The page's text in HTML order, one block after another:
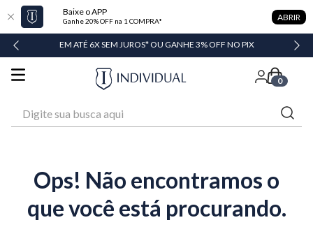
Baixe o APP
Ganhe 20% OFF na 1 COMPRA* ABRIR
EM ATÉ 6X SEM JUROS* OU GANHE 3% OFF NO PIX
0
Ops! Não encontramos o
que você está procurando.